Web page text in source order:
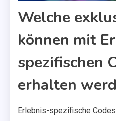
Welche
können mit
spezifischen
erhalten
Erlebnis-spezifische